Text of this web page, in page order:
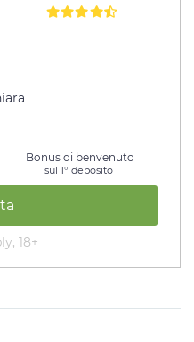
Bonus di benvenuto
sul 1° deposito
18+